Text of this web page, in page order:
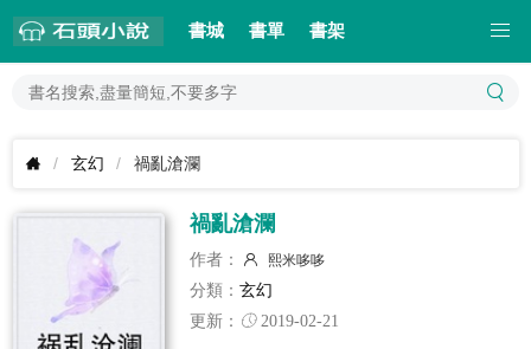
書城 書單 書架
玄幻 禍亂滄瀾
禍亂滄瀾
作者：
熙米哆哆
分類： 玄幻
更新：
2019-02-21